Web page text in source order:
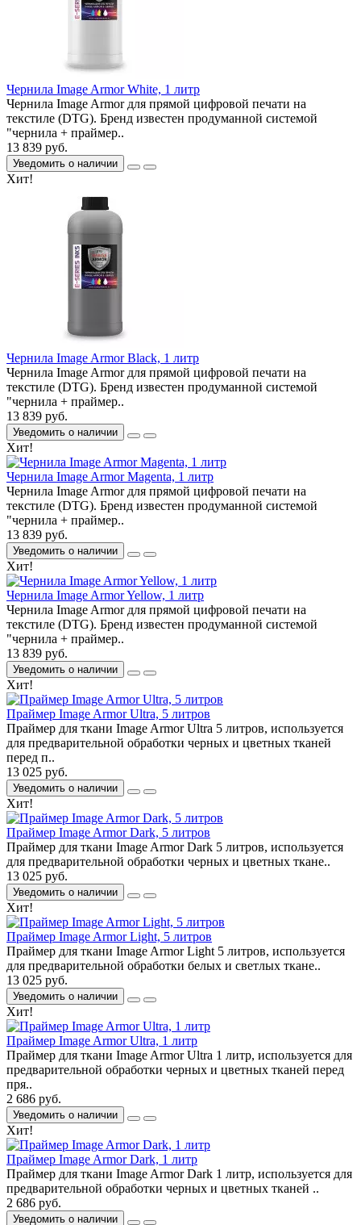
Чернила Image Armor White, 1 литр
Чернила Image Armor для прямой цифровой печати на
текстиле (DTG). Бренд известен продуманной системой
"чернила + праймер..
13 839 руб.
Уведомить о наличии
Хит!
Чернила Image Armor Black, 1 литр
Чернила Image Armor для прямой цифровой печати на
текстиле (DTG). Бренд известен продуманной системой
"чернила + праймер..
13 839 руб.
Уведомить о наличии
Хит!
Чернила Image Armor Magenta, 1 литр
Чернила Image Armor для прямой цифровой печати на
текстиле (DTG). Бренд известен продуманной системой
"чернила + праймер..
13 839 руб.
Уведомить о наличии
Хит!
Чернила Image Armor Yellow, 1 литр
Чернила Image Armor для прямой цифровой печати на
текстиле (DTG). Бренд известен продуманной системой
"чернила + праймер..
13 839 руб.
Уведомить о наличии
Хит!
Праймер Image Armor Ultra, 5 литров
Праймер для ткани Image Armor Ultra 5 литров, используется
для предварительной обработки черных и цветных тканей
перед п..
13 025 руб.
Уведомить о наличии
Хит!
Праймер Image Armor Dark, 5 литров
Праймер для ткани Image Armor Dark 5 литров, используется
для предварительной обработки черных и цветных ткане..
13 025 руб.
Уведомить о наличии
Хит!
Праймер Image Armor Light, 5 литров
Праймер для ткани Image Armor Light 5 литров, используется
для предварительной обработки белых и светлых ткане..
13 025 руб.
Уведомить о наличии
Хит!
Праймер Image Armor Ultra, 1 литр
Праймер для ткани Image Armor Ultra 1 литр, используется для
предварительной обработки черных и цветных тканей перед
пря..
2 686 руб.
Уведомить о наличии
Хит!
Праймер Image Armor Dark, 1 литр
Праймер для ткани Image Armor Dark 1 литр, используется для
предварительной обработки черных и цветных тканей ..
2 686 руб.
Уведомить о наличии